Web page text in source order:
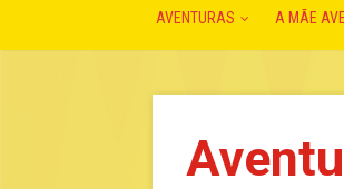
AVENTURAS A MÃE